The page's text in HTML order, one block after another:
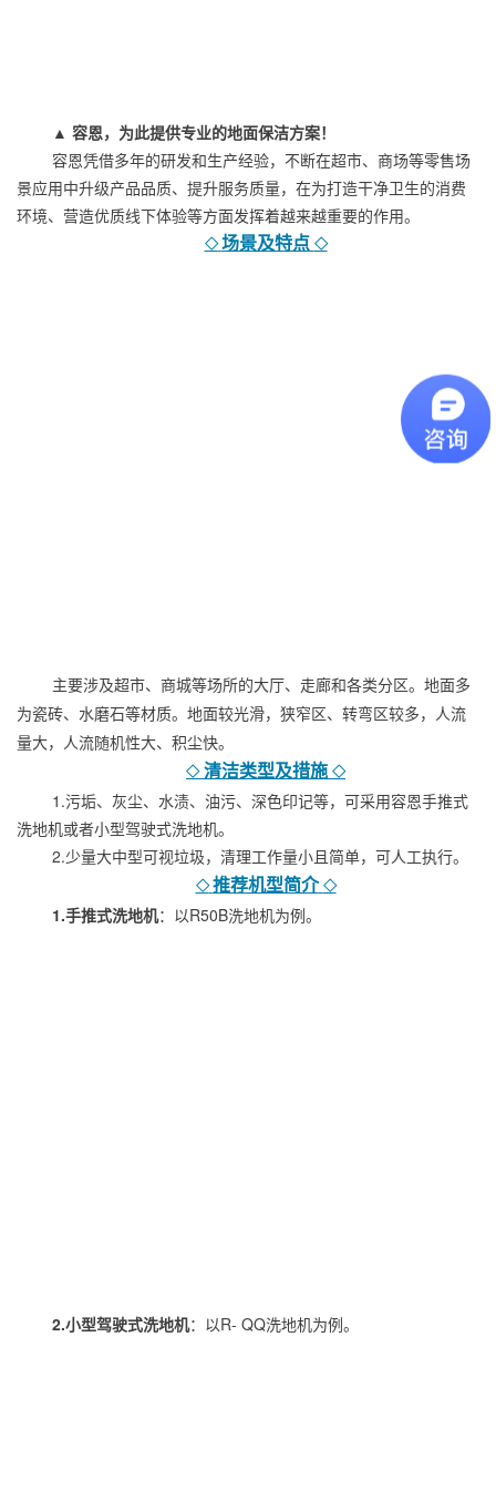
▲ 容恩，为此提供专业的地面保洁方案！
容恩凭借多年的研发和生产经验，不断在超市、商场等零售场
景应用中升级产品品质、提升服务质量，在为打造干净卫生的消费
环境、营造优质线下体验等方面发挥着越来越重要的作用。
◇场景及特点 ◇
主要涉及超市、商城等场所的大厅、走廊和各类分区。地面多
为瓷砖、水磨石等材质。地面较光滑，狭窄区、转弯区较多，人流
量大，人流随机性大、 积尘快。
◇ 清洁类型及措施 ◇
1.污垢、灰尘、水渍、油污、深色印记等，可采用容恩手推式
洗地机或者小型驾驶式洗地机。
2.少量大中型可视垃圾，清理工作量小且简单， 可人工执行。
◇推荐机型简介 ◇
1.手推式洗地机：以R50B洗地机为例。
2.小型驾驶式洗地机：以R- QQ洗地机为例。